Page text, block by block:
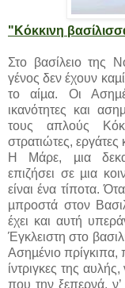
"Κόκκινη
Στο βασίλειο της
γένος δεν έχουν
το αίµα. Οι
ικανότητες και
τους απλούς
στρατιώτες, εργάτες
Η Μάρε, µια
επιζήσει σε µια
είναι ένα τίποτα.
µπροστά στον
έχει και αυτή
Έγκλειστη στο
Ασηµένιο πρίγκιπα,
ίντριγκες της
που την ξεπερνά, ν’